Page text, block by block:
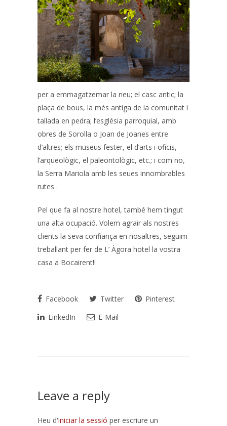
per a emmagatzemar la neu; el casc antic; la
plaça de bous, la més antiga de la comunitat i
tallada en pedra; l’església parroquial, amb
obres de Sorolla o Joan de Joanes entre
d’altres; els museus fester, el d’arts i oficis,
l’arqueològic, el paleontològic, etc.; i com no,
la Serra Mariola amb les seues innombrables
rutes .
Pel que fa al nostre hotel, també hem tingut
una alta ocupació. Volem agrair als nostres
clients la seva confiança en nosaltres, seguim
treballant per fer de L’ Àgora hotel la vostra
casa a Bocairent!!
Facebook Twitter
Pinterest
LinkedIn
E-Mail
Leave a reply
Heu d'iniciar la sessió per escriure un